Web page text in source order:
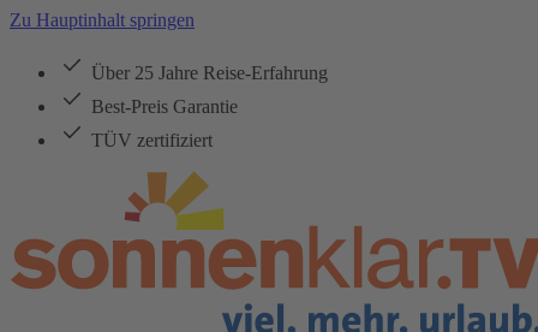
Zu Hauptinhalt springen
Über 25 Jahre Reise-Erfahrung
Best-Preis Garantie
TÜV zertifiziert